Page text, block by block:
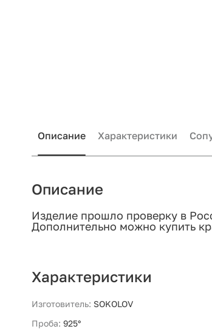
Описание Характеристики
Описание
Изделие прошло проверку в
Дополнительно можно купить
Характеристики
Изготовитель: SOKOLOV
Проба: 925°